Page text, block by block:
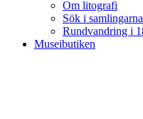
Om litografi
Sök i samlingarna
Rundvandring i
Museibutiken